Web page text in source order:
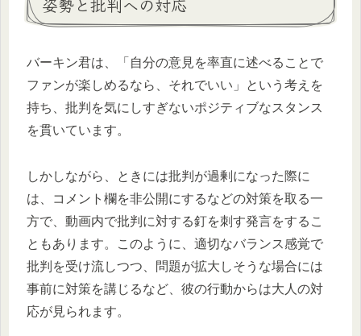
姿勢と批判への対応
バーキン君は、「自分の意見を率直に述べることで
ファンが楽しめるなら、それでいい」という考えを
持ち、批判を気にしすぎないポジティブなスタンス
を貫いています。
しかしながら、ときには批判が過剰になった際に
は、コメント欄を非公開にするなどの対策を取る一
方で、動画内で批判に対する釘を刺す発言をするこ
ともあります。このように、適切なバランス感覚で
批判を受け流しつつ、問題が拡大しそうな場合には
事前に対策を講じるなど、彼の行動からは大人の対
応が見られます。